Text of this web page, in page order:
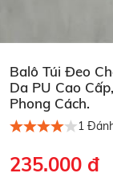
Balô Túi Đeo
Da PU Cao
Phong Cách.
1
235.000 đ